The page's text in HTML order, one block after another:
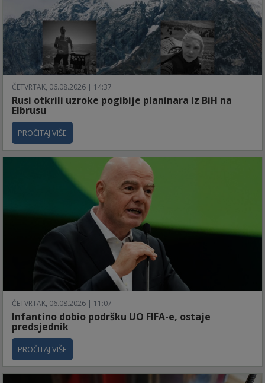
ČETVRTAK, 06.08.2026 | 14:37
Rusi otkrili uzroke pogibije planinara iz BiH na
Elbrusu
PROČITAJ VIŠE
ČETVRTAK, 06.08.2026 | 11:07
Infantino dobio podršku UO FIFA-e, ostaje
predsjednik
PROČITAJ VIŠE